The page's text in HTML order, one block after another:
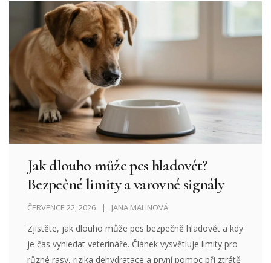
Jak dlouho může pes hladovět?
Bezpečné limity a varovné signály
ČERVENCE 22, 2026 JANA MALINOVÁ
Zjistěte, jak dlouho může pes bezpečně hladovět a kdy
je čas vyhledat veterináře. Článek vysvětluje limity pro
různé rasy, rizika dehydratace a první pomoc při ztrátě